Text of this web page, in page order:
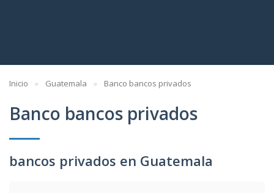
Inicio Guatemala Banco bancos privados
Banco bancos privados
bancos privados en Guatemala